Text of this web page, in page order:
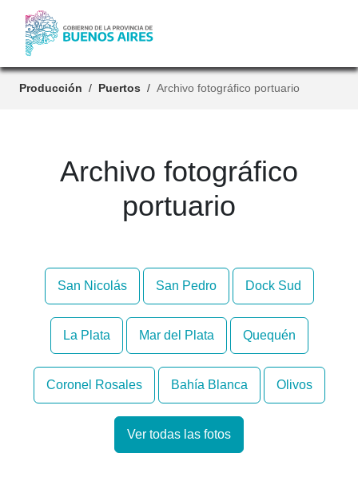
Producción Puertos Archivo fotográfico portuario
Archivo fotográfico
portuario
San Nicolás San Pedro Dock Sud
La Plata Mar del Plata Quequén
Coronel Rosales Bahía Blanca Olivos
Ver todas las fotos